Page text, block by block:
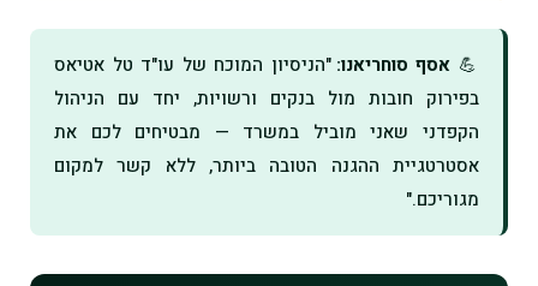
💪 אסף סוחריאנו: "הניסיון המוכח של עו"ד טל אטיאס
בפירוק חובות מול בנקים ורשויות, יחד עם הניהול
הקפדני שאני מוביל במשרד — מבטיחים לכם את
אסטרטגיית ההגנה הטובה ביותר, ללא קשר למקום
מגוריכם."